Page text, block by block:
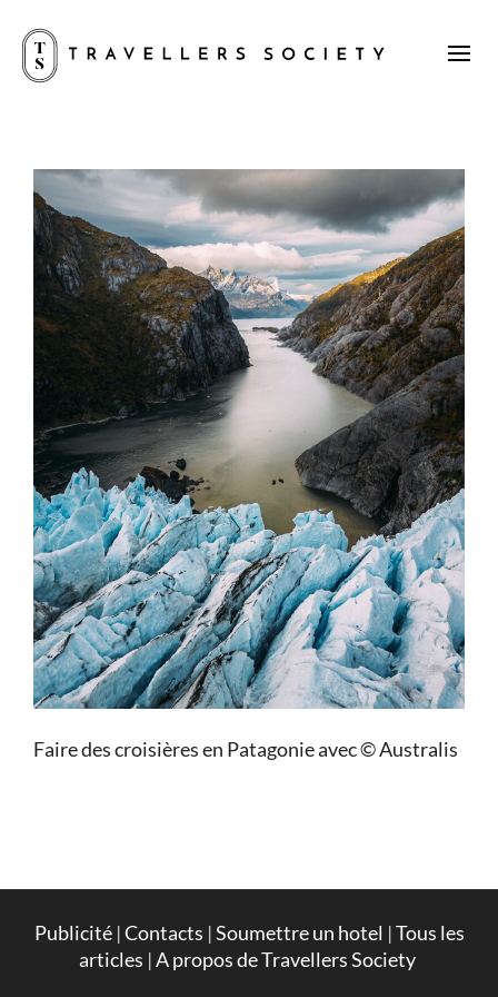
Faire des croisières en Patagonie avec © Australis
Publicité|Contacts |Soumettre un hotel |Tous les
articles |A propos de Travellers Society